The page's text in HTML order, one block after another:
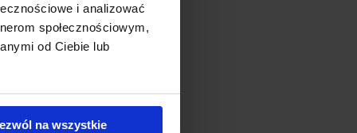
i analizować
społecznościowym,
od Ciebie lub
na wszystkie